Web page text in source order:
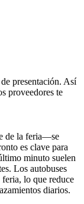
presentación. Así
proveedores te
de la feria—se
es clave para
minuto suelen
Los autobuses
lo que reduce
diarios.